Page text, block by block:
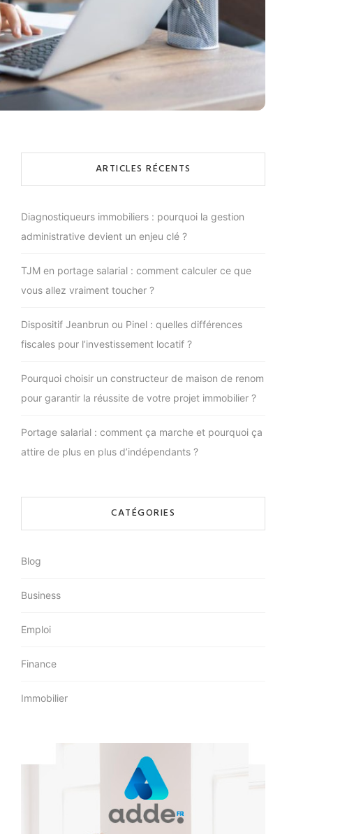
ARTICLES RÉCENTS
Diagnostiqueurs immobiliers : pourquoi la gestion
administrative devient un enjeu clé ?
TJM en portage salarial : comment calculer ce que
vous allez vraiment toucher ?
Dispositif Jeanbrun ou Pinel : quelles différences
fiscales pour l’investissement locatif ?
Pourquoi choisir un constructeur de maison de renom
pour garantir la réussite de votre projet immobilier ?
Portage salarial : comment ça marche et pourquoi ça
attire de plus en plus d’indépendants ?
CATÉGORIES
Blog
Business
Emploi
Finance
Immobilier